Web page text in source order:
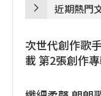
近期熱門
次世代創作歌
載 第2張創作